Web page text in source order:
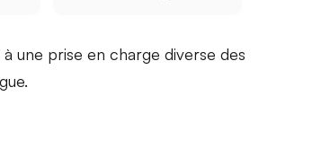
une prise en charge diverse des